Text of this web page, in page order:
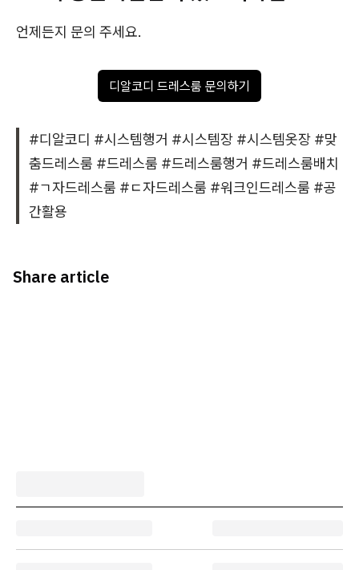
언제든지 문의 주세요.
디알코디 드레스룸 문의하기
#디알코디 #시스템행거 #시스템장 #시스템옷장 #맞
춤드레스룸 #드레스룸 #드레스룸행거 #드레스룸배치
#ㄱ자드레스룸 #ㄷ자드레스룸 #워크인드레스룸 #공
간활용
Share article